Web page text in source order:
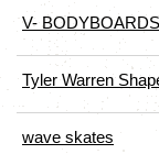
V- BODYBOARDS
Tyler Warren
wave skates